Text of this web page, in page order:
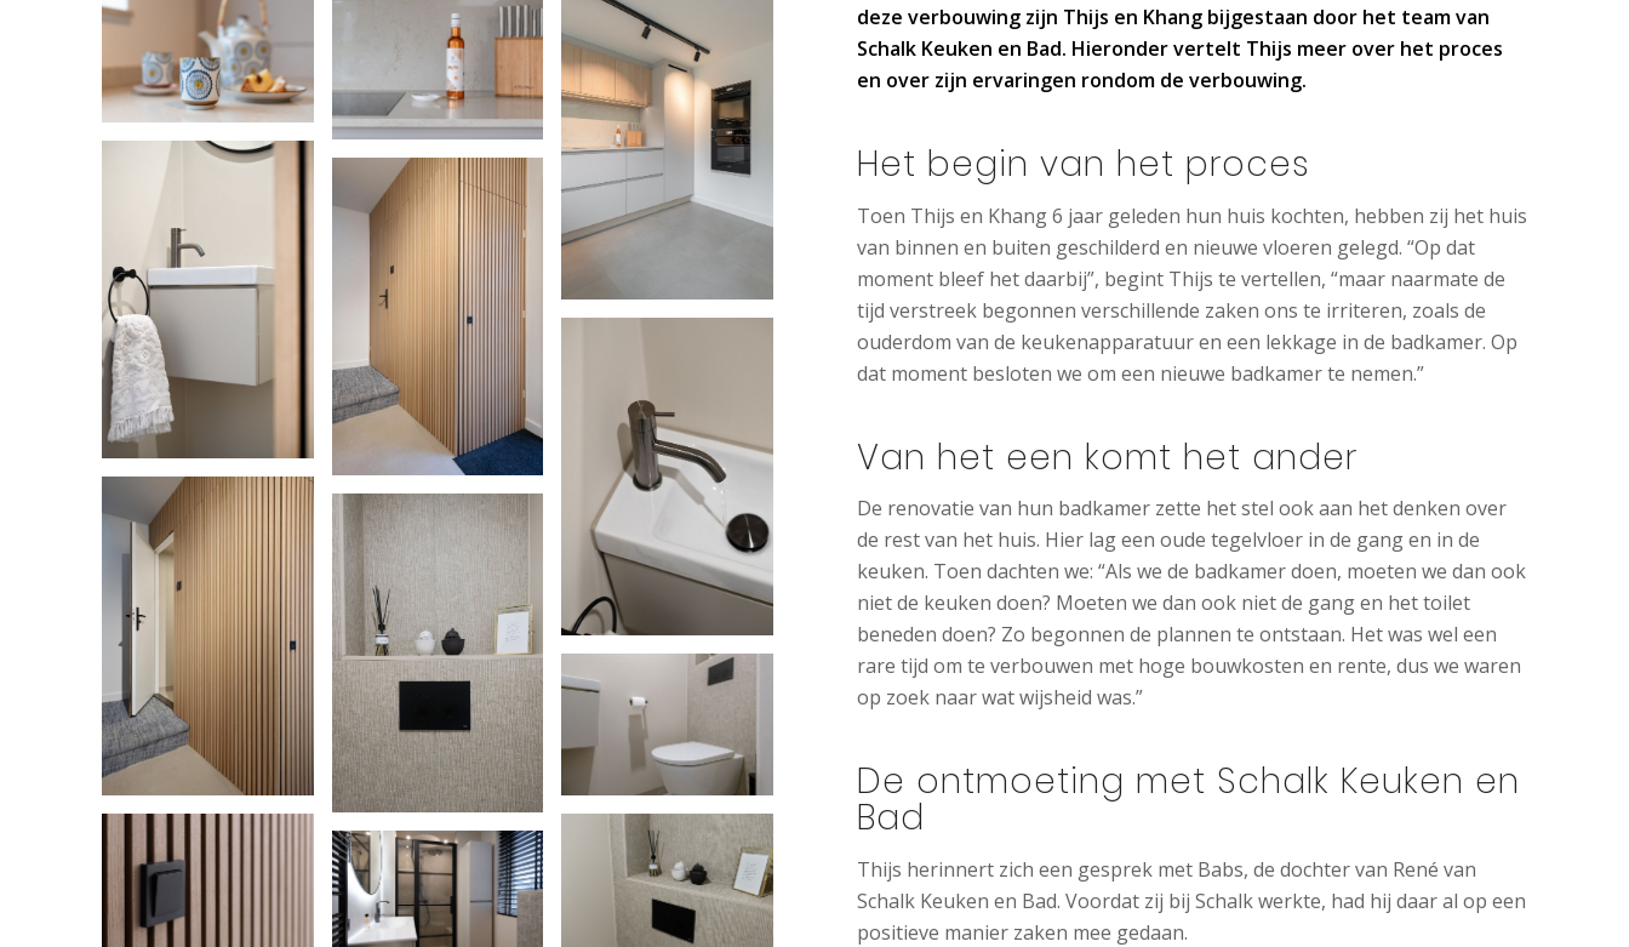
deze verbouwing zijn Thijs en Khang bijgestaan door het team van
Schalk Keuken en Bad. Hieronder vertelt Thijs meer over het proces
en over zijn ervaringen rondom de verbouwing.
Het begin van het proces
Toen Thijs en Khang 6 jaar geleden hun huis kochten, hebben zij het huis
van binnen en buiten geschilderd en nieuwe vloeren gelegd. “Op dat
moment bleef het daarbij”, begint Thijs te vertellen, “maar naarmate de
tijd verstreek begonnen verschillende zaken ons te irriteren, zoals de
ouderdom van de keukenapparatuur en een lekkage in de badkamer. Op
dat moment besloten we om een nieuwe badkamer te nemen.”
Van het een komt het ander
De renovatie van hun badkamer zette het stel ook aan het denken over
de rest van het huis. Hier lag een oude tegelvloer in de gang en in de
keuken. Toen dachten we: “Als we de badkamer doen, moeten we dan ook
niet de keuken doen? Moeten we dan ook niet de gang en het toilet
beneden doen? Zo begonnen de plannen te ontstaan. Het was wel een
rare tijd om te verbouwen met hoge bouwkosten en rente, dus we waren
op zoek naar wat wijsheid was.”
De ontmoeting met Schalk Keuken en
Bad
Thijs herinnert zich een gesprek met Babs, de dochter van René van
Schalk Keuken en Bad. Voordat zij bij Schalk werkte, had hij daar al op een
positieve manier zaken mee gedaan.